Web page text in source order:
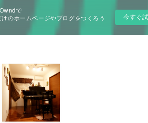
で
のホームページやブログをつくろう
今すぐ